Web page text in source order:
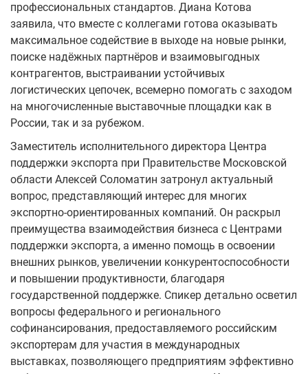
профессиональных стандартов. Диана Котова
заявила, что вместе с коллегами готова оказывать
максимальное содействие в выходе на новые рынки,
поиске надёжных партнёров и взаимовыгодных
контрагентов, выстраивании устойчивых
логистических цепочек, всемерно помогать с заходом
на многочисленные выставочные площадки как в
России, так и за рубежом.
Заместитель исполнительного директора Центра
поддержки экспорта при Правительстве Московской
области Алексей Соломатин затронул актуальный
вопрос, представляющий интерес для многих
экспортно-ориентированных компаний. Он раскрыл
преимущества взаимодействия бизнеса с Центрами
поддержки экспорта, а именно помощь в освоении
внешних рынков, увеличении конкурентоспособности
и повышении продуктивности, благодаря
государственной поддержке. Спикер детально осветил
вопросы федерального и регионального
софинансирования, предоставляемого российским
экспортерам для участия в международных
выставках, позволяющего предприятиям эффективно